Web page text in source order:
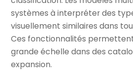
systèmes à interpréter des
visuellement similaires dans
Ces fonctionnalités
grande échelle dans des
expansion.